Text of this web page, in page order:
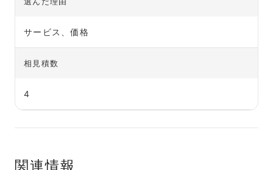
サービス、価格
相見積数
4
関連情報